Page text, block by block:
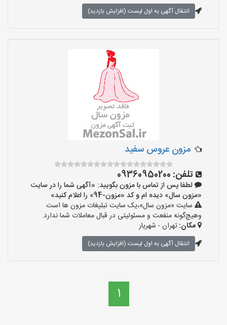
انتقال آگهی به اول لیست (افزایش بازدید)
مزون عروس سفید
تلفن: 09360950200
لطفا پس از تماس با مزون بگویید: «آگهی شما را در سایت
«مزون سال» دیده ام و کد «مزون-94» را اعلام کنید»
سایت «مزون سال»،یک سایت تبلیغات مزون ها است
وهیچ‌گونه منفعت و مسئولیتی در قبال معاملات شما ندارد.
مکان:تهران - شهریار
انتقال آگهی به اول لیست (افزایش بازدید)
1